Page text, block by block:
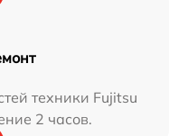
техники Fujitsu
2 часов.